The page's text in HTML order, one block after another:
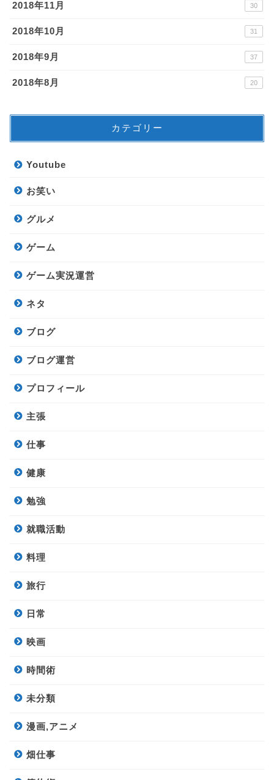
2018年11月 30
2018年10月 31
2018年9月 37
2018年8月 20
カテゴリー
Youtube
お笑い
グルメ
ゲーム
ゲーム実況運営
ネタ
ブログ
ブログ運営
プロフィール
主張
仕事
健康
勉強
就職活動
料理
旅行
日常
映画
時間術
未分類
漫画,アニメ
畑仕事